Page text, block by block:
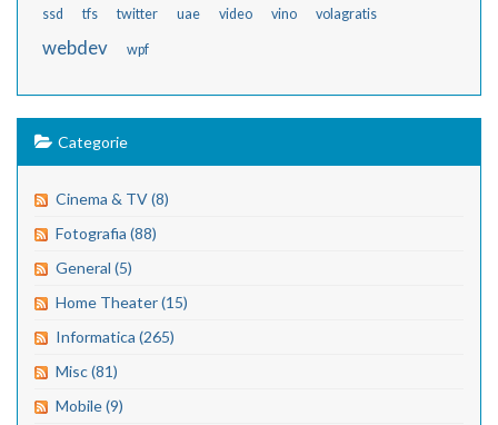
ssd tfs twitter uae video vino volagratis
webdev wpf
Categorie
Cinema & TV (8)
Fotografia (88)
General (5)
Home Theater (15)
Informatica (265)
Misc (81)
Mobile (9)